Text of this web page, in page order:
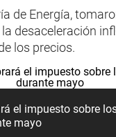
de Energía,
desaceleración
los precios.
el impuesto sobre
mayo